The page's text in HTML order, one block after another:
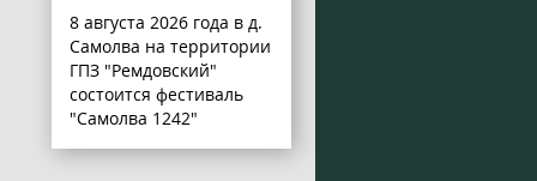
8 августа 2026 года в д.
Самолва на территории
ГПЗ "Ремдовский"
состоится фестиваль
"Самолва 1242"